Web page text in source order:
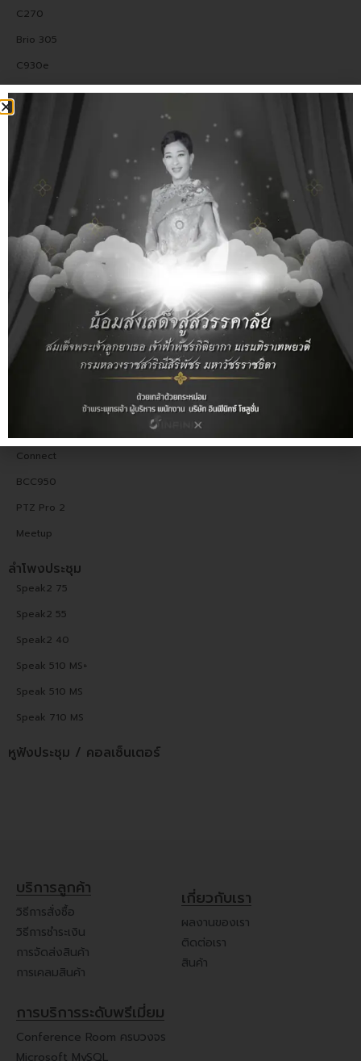
C270
Brio 305
C930e
C925e
C505e
Brio 4K
กล้องประชุม
MeetUp 2
Rally Bar Huddle
Rally Camera
Rally Bar Mini
Connect
BCC950
PTZ Pro 2
Meetup
ลำโพงประชุม
Speak2 75
Speak2 55
Speak2 40
Speak 510 MS+
Speak 510 MS
Speak 710 MS
หูฟังประชุม / คอลเซ็นเตอร์
บริการลูกค้า
วิธีการสั่งซื้อ
วิธีการชำระเงิน
การจัดส่งสินค้า
การเคลมสินค้า
เกี่ยวกับเรา
ผลงานของเรา
ติดต่อเรา
สินค้า
การบริการระดับพรีเมี่ยม
Conference Room ครบวงจร